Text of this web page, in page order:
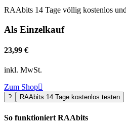
RAAbits 14 Tage völlig kostenlos
Als Einzelkauf
23,99 €
inkl. MwSt.
Zum Shop
? RAAbits 14 Tage kostenlos testen
So funktioniert RAAbits